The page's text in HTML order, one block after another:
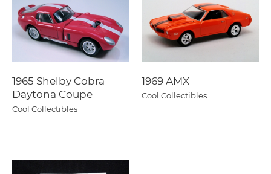
1965 Shelby Cobra
Daytona Coupe
Cool Collectibles
1969 AMX
Cool Collectibles